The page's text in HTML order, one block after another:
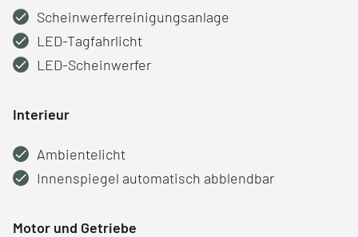
Scheinwerferreinigungsanlage
LED-Tagfahrlicht
LED-Scheinwerfer
Interieur
Ambientelicht
Innenspiegel automatisch abblendbar
Motor und Getriebe